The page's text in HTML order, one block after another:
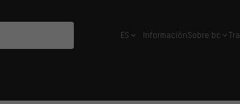
español
ES InformaciónSobre bc